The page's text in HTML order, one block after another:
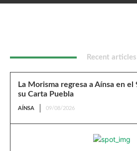
Recent articles
La Morisma regresa a Aínsa en
su Carta Puebla
AÍNSA 09/08/2026